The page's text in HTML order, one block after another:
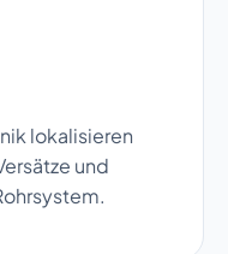
lokalisieren
und